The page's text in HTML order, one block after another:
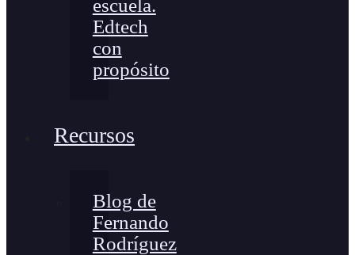
escuela.
Edtech
con
propósito
Recursos
Blog de
Fernando
Rodríguez